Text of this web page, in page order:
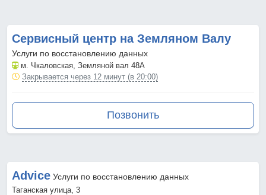
Сервисный центр на Земляном Валу
Услуги по восстановлению данных
м. Чкаловская, Земляной вал 48А
Закрывается через 12 минут (в 20:00)
Позвонить
Advice Услуги по восстановлению данных
Таганская улица, 3